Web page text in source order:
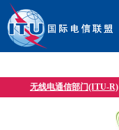
无线电通信部门(ITU-R)